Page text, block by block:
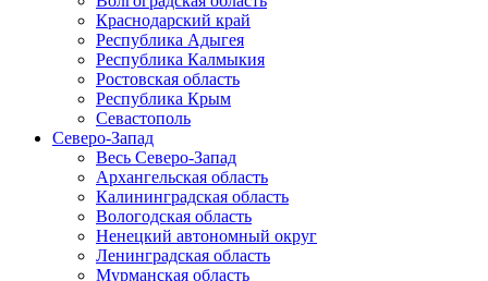
Краснодарский край
Республика Адыгея
Республика Калмыкия
Ростовская область
Республика Крым
Севастополь
Северо-Запад
Весь Северо-Запад
Архангельская область
Калининградская область
Вологодская область
Ненецкий автономный округ
Ленинградская область
Мурманская область